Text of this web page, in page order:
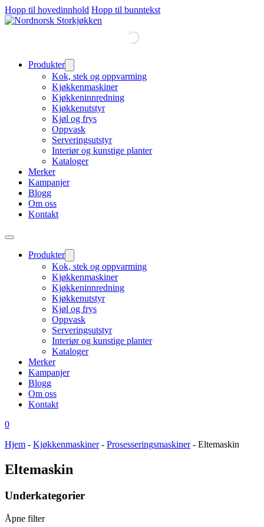
Hopp til hovedinnhold Hopp til bunntekst
Produkter
Kok, stek og oppvarming
Kjøkkenmaskiner
Kjøkkeninnredning
Kjøkkenutstyr
Kjøl og frys
Oppvask
Serveringsutstyr
Interiør og kunstige planter
Kataloger
Merker
Kampanjer
Blogg
Om oss
Kontakt
Produkter
Kok, stek og oppvarming
Kjøkkenmaskiner
Kjøkkeninnredning
Kjøkkenutstyr
Kjøl og frys
Oppvask
Serveringsutstyr
Interiør og kunstige planter
Kataloger
Merker
Kampanjer
Blogg
Om oss
Kontakt
0
Hjem - Kjøkkenmaskiner- Prosesseringsmaskiner- Eltemaskin
Eltemaskin
Underkategorier
Åpne filter